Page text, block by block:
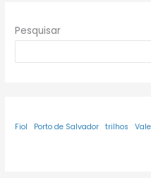
Pesquisar
Fiol Porto de Salvador trilhos Vale